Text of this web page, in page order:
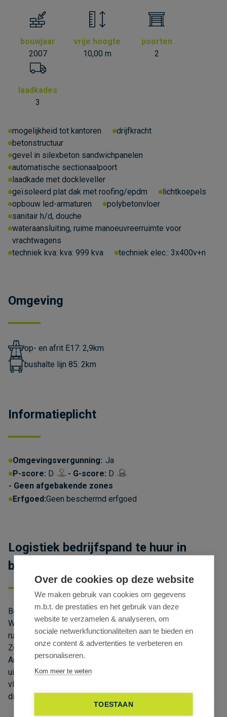
bouwjaar
2007
vrije hoogte
10,00 m
poorten
2
laadkades
3
mogelijkheid tot kantoren
drijfkracht
betonstructuur
gevel in silexbeton sandwichpanelen
automatische sectionaalpoort
laadkade met dockleveller
geïsoleerd plat dak met roofing/epdm
lichtkoepels
opbouw led-armaturen
polybetonvloer
sanitair h/d, douche
wateraansluiting, ruime manoeuvreerruimte voor
vrachtwagens
techniek kva: kva: 999 kva techniek elec.: 3x400v+n
Omgeving
op- en afrit E17: 2,9km
bushalte lijn 85: 2km
Informatieplicht
Omgevingsvergunning: Ja
P-score: D G-score: D
Geen afgebakende zones
Erfgoed:Geen beschermd erfgoed
Logistiek bedrijfspand te huur in
bedrijvenpark Vijverdam te Waregem
Ben je op zoek naar een logistiek magazijn te huur in
Waregem met een uitstekende bereikbaarheid? Ontdek dit
ruime bedrijfspand in bedrijvenpark Vijverdam (Waregem-
Zuid), strategisch gelegen langs de E17 (Kortrijk – Gent –
Antwerpen) en vlak bij afrit 5 (Waregem). Dankzij de
uitstekende zichtbaarheid vanaf de autosnelweg en de
vlotte verbindingen is dit de ideale locatie voor logistiek,
distributie en opslag.
Over de cookies op deze website
We maken gebruik van cookies om gegevens
m.b.t. de prestaties en het gebruik van deze
website te verzamelen & analyseren, om
sociale netwerkfunctionaliteiten aan te bieden en
onze content & advertenties te verbeteren en
personaliseren.
Kom meer te weten
TOESTAAN